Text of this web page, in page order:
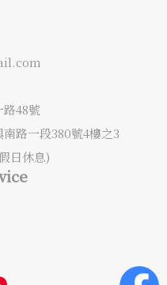
48號
路一段380號4樓之3
日休息)